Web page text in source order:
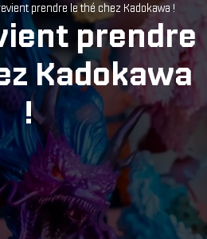
prendre le thé chez Kadokawa !
prendre
Kadokawa
!